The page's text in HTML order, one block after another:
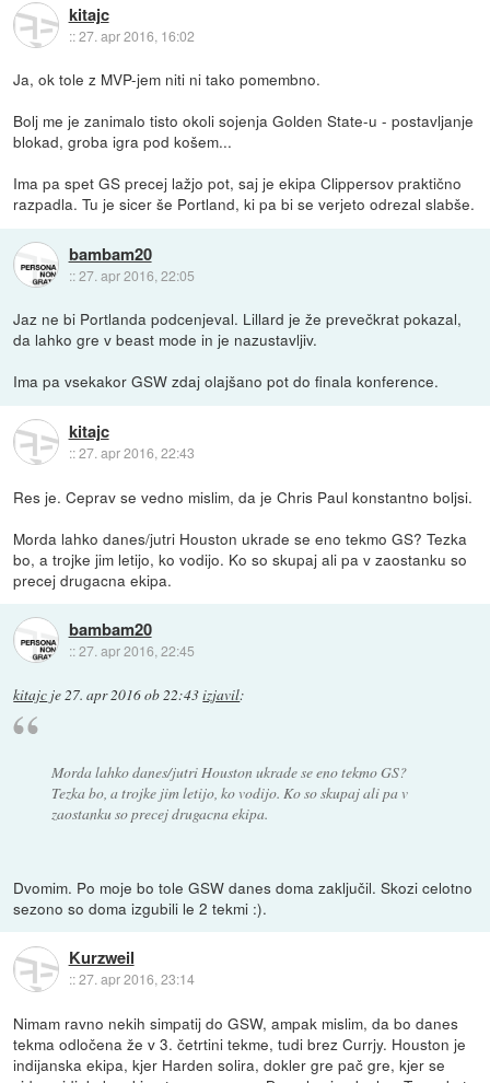
kitajc
::27. apr 2016, 16:02
Ja, ok tole z MVP-jem niti ni tako pomembno.
Bolj me je zanimalo tisto okoli sojenja Golden State-u - postavljanje
blokad, groba igra pod košem...
Ima pa spet GS precej lažjo pot, saj je ekipa Clippersov praktično
razpadla. Tu je sicer še Portland, ki pa bi se verjeto odrezal slabše.
bambam20
::27. apr 2016, 22:05
Jaz ne bi Portlanda podcenjeval. Lillard je že prevečkrat pokazal,
da lahko gre v beast mode in je nazustavljiv.
Ima pa vsekakor GSW zdaj olajšano pot do finala konference.
kitajc
::27. apr 2016, 22:43
Res je. Ceprav se vedno mislim, da je Chris Paul konstantno boljsi.
Morda lahko danes/jutri Houston ukrade se eno tekmo GS? Tezka
bo, a trojke jim letijo, ko vodijo. Ko so skupaj ali pa v zaostanku so
precej drugacna ekipa.
bambam20
::27. apr 2016, 22:45
kitajc je 27. apr 2016 ob 22:43izjavil:
Morda lahko danes/jutri Houston ukrade se eno tekmo GS?
Tezka bo, a trojke jim letijo, ko vodijo. Ko so skupaj ali pa v
zaostanku so precej drugacna ekipa.
Dvomim. Po moje bo tole GSW danes doma zaključil. Skozi celotno
sezono so doma izgubili le 2 tekmi :).
Kurzweil
::27. apr 2016, 23:14
Nimam ravno nekih simpatij do GSW, ampak mislim, da bo danes
tekma odločena že v 3. četrtini tekme, tudi brez Currjy. Houston je
indijanska ekipa, kjer Harden solira, dokler gre pač gre, kjer se